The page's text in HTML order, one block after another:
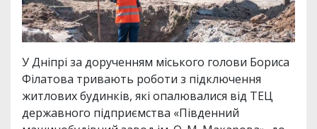
У Дніпрі за дорученням міського голови Бориса
Філатова тривають роботи з підключення
житлових будинків, які опалювалися від ТЕЦ
державного підприємства «Південний